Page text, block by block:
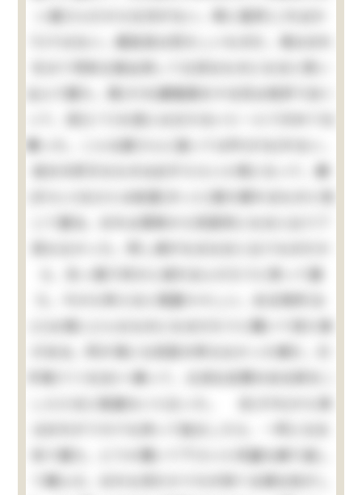
い婆さんだから仕方がない。単に是許(こればか
り)ではない。贔負目は恐ろしいものだ。清はおれ
を以て将来立身出世して立派なものになると思い
込んで居た。其(その)癖勉強をする兄は色許り白く
って、迚(とて)も役には立たないと一人できめて仕
舞った。こんな婆さんに逢っては叶(かな)わない。
自分の好きなものは必ずえらい人物になって、嫌
(きらい)なひとは屹度(きっと)落ち振れるものと信
じて居る。おれは其時から別段何になると云う了
ら、矢っ張り何かに成れるんだろうと思って居
た。今から考えると馬鹿々々しい。ある時抔(な
ど)は清にどんなものになるだろうと聞いて見た事
がある。所が清にも別段の考もなかった様だ。只
手車(てぐるま)へ乗って、立派な玄関のある家をこ
しらえるに相違ないと云った。 夫(それ)から清
はおれがうちでも持って独立したら、一所になる
気で居た。どうか置いて下さいと何遍も繰り返し
て頼んだ。おれも何だかうちが持てる様な気がし